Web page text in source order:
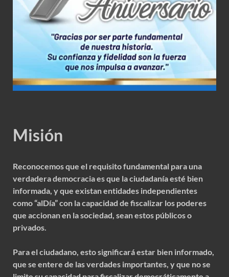
Misión
Reconocemos que el requisito fundamental para una
verdadera democracia es que la ciudadanía esté bien
informada, y que existan entidades independientes
como “alDía” con la capacidad de fiscalizar los poderes
que accionan en la sociedad, sean estos públicos o
privados.
Para el ciudadano, esto significará estar bien informado,
que se entere de las verdades importantes, y que no se